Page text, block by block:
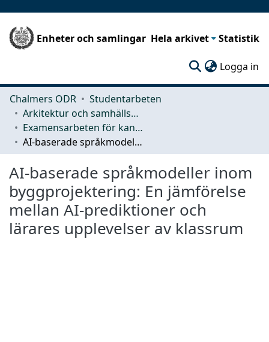
Enheter och samlingar Hela arkivet Statistik
Logga in
Chalmers ODR
Studentarbeten
Arkitektur och samhällsbyggnadsteknik (ACE)
Examensarbeten för kandidatexamen
AI-baserade språkmodeller inom byggprojektering: En jämförelse mellan AI-prediktioner och lärares upplevelser av klassrum
AI-baserade språkmodeller inom
byggprojektering: En jämförelse
mellan AI-prediktioner och
lärares upplevelser av klassrum